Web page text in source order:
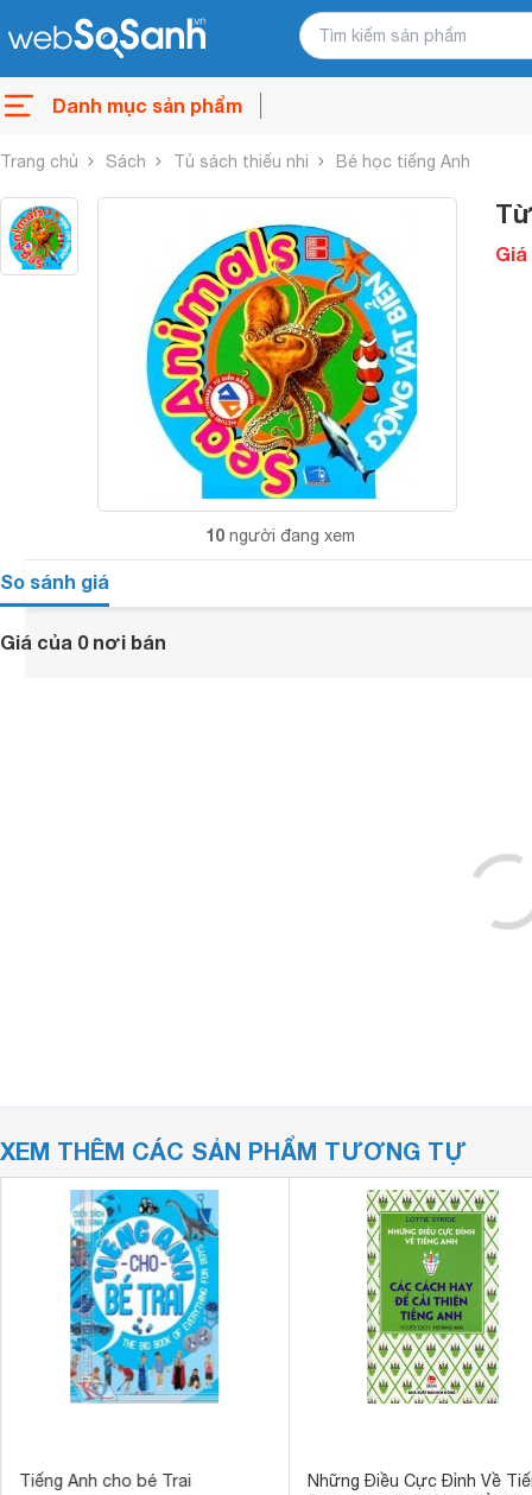
Danh mục sản phẩm
Trang chủ Sách Tủ sách thiếu nhi Bé học tiếng Anh
10 người đang xem
So sánh giá
Giá của 0 nơi bán
XEM THÊM CÁC SẢN PHẨM TƯƠNG TỰ
Tiếng Anh cho bé Trai
Những Điều Cực Đỉnh Về